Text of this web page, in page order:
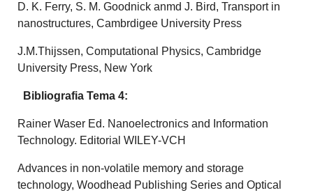
D. K. Ferry, S. M. Goodnick anmd J. Bird, Transport in
nanostructures, Cambrdigee University Press
J.M.Thijssen, Computational Physics, Cambridge
University Press, New York
Bibliografia Tema 4:
Rainer Waser Ed. Nanoelectronics and Information
Technology. Editorial WILEY-VCH
Advances in non-volatile memory and storage
technology, Woodhead Publishing Series and Optical